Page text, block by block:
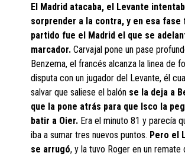
El Madrid atacaba, el Levante
sorprender a la contra, y en esa fase
partido fue el Madrid el que se
marcador. Carvajal pone un pase
Benzema, el francés alcanza la linea de
disputa con un jugador del Levante, él
salvar que saliese el balón se la deja a
que la pone atrás para que Isco la
batir a Oier. Era el minuto 81 y parecía
iba a sumar tres nuevos puntos. Pero el
se arrugó, y la tuvo Roger en un remate